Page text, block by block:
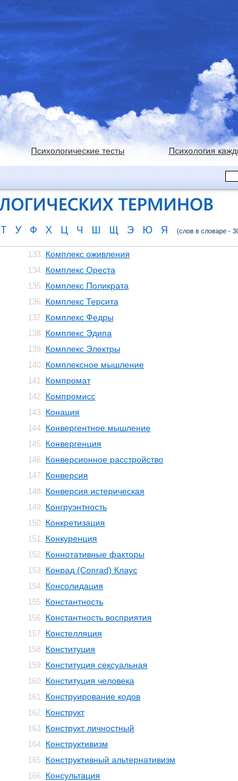
Психологические тесты Психология
Т У Ф Х Ц Ч Ш Щ Э Ю Я (слов в словаре -
133. Комплекс оживления
134. Комплекс Ореста
135. Комплекс Поликрата
136. Комплекс Терсита
137. Комплекс Федры
138. Комплекс Эдипа
139. Комплекс Электры
140. Комплексное мышление
141. Компромат
142. Компромисс
143. Конация
144. Конвергентное мышление
145. Конвергенция
146. Конверсионное расстройство
147. Конверсия
148. Конверсия истерическая
149. Конгруэнтность
150. Конкретизация
151. Конкуренция
152. Коннотативные факторы
153. Конрад (Conrad) Клаус
154. Консолидация
155. Константность
156. Константность восприятия
157. Констелляция
158. Конституция
159. Конституция сексуальная
160. Конституция человека
161. Конструирование кодов
162. Конструкт
163. Конструкт личностный
164. Конструктивизм
165. Конструктивный альтернативизм
166. Консультация